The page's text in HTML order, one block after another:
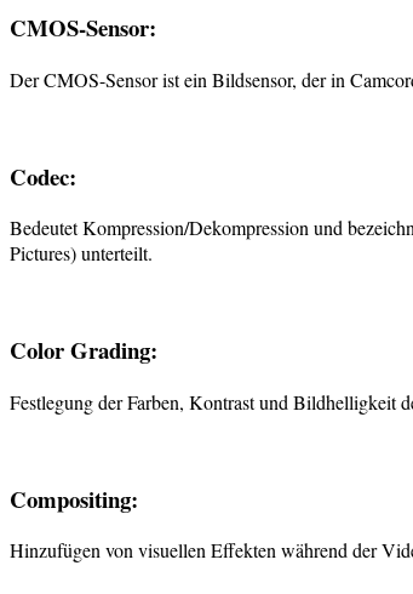
CMOS-Sensor:
Der CMOS-Sensor ist ein Bildsensor, der in
Codec:
Bedeutet Kompression/Dekompression und
Pictures) unterteilt.
Color Grading:
Festlegung der Farben, Kontrast und Bildhelligkeit
Compositing:
Hinzufügen von visuellen Effekten während der